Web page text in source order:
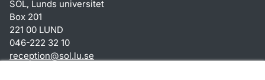
SOL, Lunds universitet
Box 201
221 00 LUND
046-222 32 10
reception@sol.lu.se